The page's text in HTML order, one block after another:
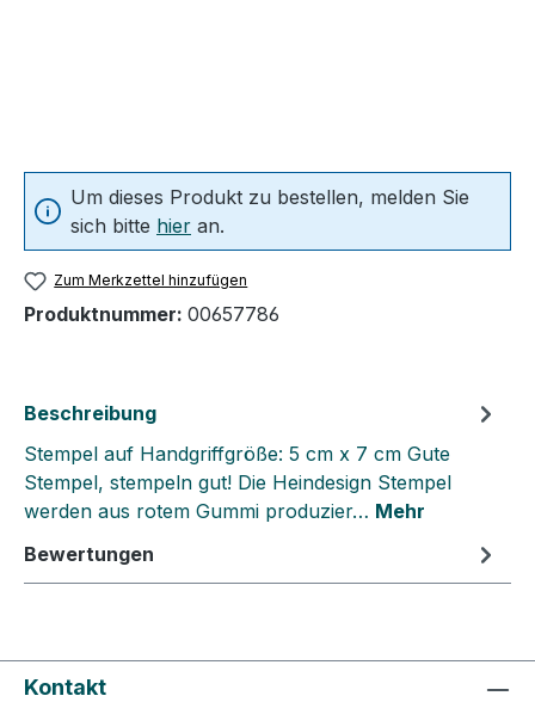
Um dieses Produkt zu bestellen, melden Sie
sich bitte hier an.
Zum Merkzettel hinzufügen
Produktnummer: 00657786
Beschreibung
Stempel auf Handgriffgröße: 5 cm x 7 cm Gute
Stempel, stempeln gut! Die Heindesign Stempel
werden aus rotem Gummi produzier… Mehr
Bewertungen
Kontakt